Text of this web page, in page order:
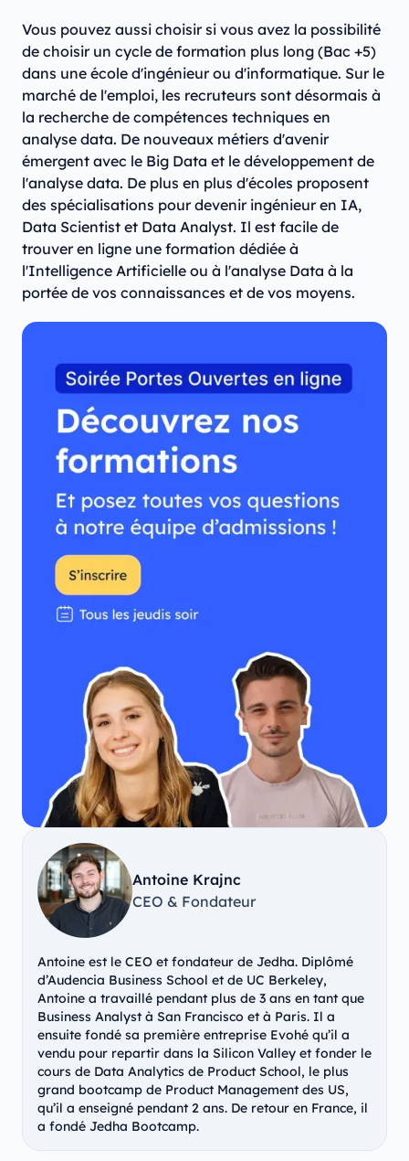
Vous pouvez aussi choisir si vous avez la possibilité
de choisir un cycle de formation plus long (Bac +5)
dans une école d'ingénieur ou d'informatique. Sur le
marché de l'emploi, les recruteurs sont désormais à
la recherche de compétences techniques en
analyse data. De nouveaux métiers d'avenir
émergent avec le Big Data et le développement de
l'analyse data. De plus en plus d'écoles proposent
des spécialisations pour devenir ingénieur en IA,
Data Scientist et Data Analyst. Il est facile de
trouver en ligne une formation dédiée à
l'Intelligence Artificielle ou à l'analyse Data à la
portée de vos connaissances et de vos moyens.
Antoine Krajnc
CEO & Fondateur
Antoine est le CEO et fondateur de Jedha. Diplômé
d’Audencia Business School et de UC Berkeley,
Antoine a travaillé pendant plus de 3 ans en tant que
Business Analyst à San Francisco et à Paris. Il a
ensuite fondé sa première entreprise Evohé qu’il a
vendu pour repartir dans la Silicon Valley et fonder le
cours de Data Analytics de Product School, le plus
grand bootcamp de Product Management des US,
qu’il a enseigné pendant 2 ans. De retour en France, il
a fondé Jedha Bootcamp.